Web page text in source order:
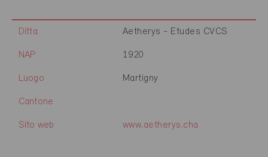
Ditta Aetherys - Etudes CVCS
NAP 1920
Luogo Martigny
Cantone
Sito web www.aetherys.cha